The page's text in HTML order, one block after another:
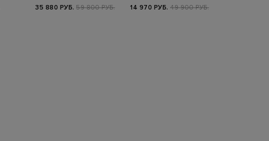
35 880 РУБ. 59 800 РУБ. 14 970 РУБ. 49 900 РУБ.